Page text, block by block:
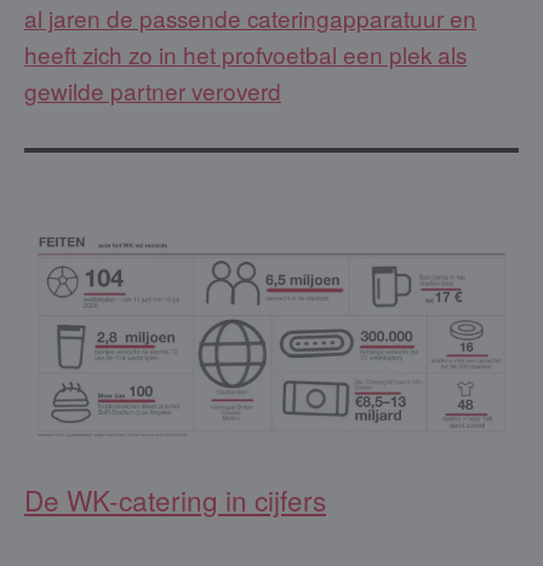
al jaren de passende cateringapparatuur en
heeft zich zo in het profvoetbal een plek als
gewilde partner veroverd
De WK-catering in cijfers